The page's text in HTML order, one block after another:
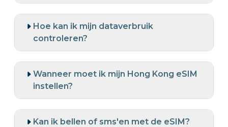
Hoe kan ik mijn dataverbruik
controleren?
Wanneer moet ik mijn Hong Kong eSIM
instellen?
Kan ik bellen of sms'en met de eSIM?